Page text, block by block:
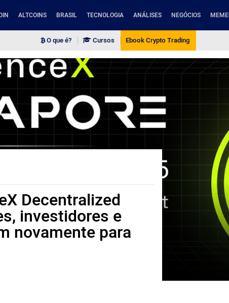
ALTCOINS BRASIL TECNOLOGIA ANÁLISES NEGÓCIOS
O que é? Cursos Ebook Crypto Trading
Decentralized
investidores e
novamente para